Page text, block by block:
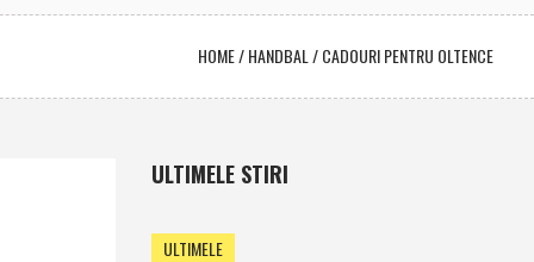
HOME/HANDBAL /CADOURI PENTRU OLTENCE
ULTIMELE STIRI
ULTIMELE